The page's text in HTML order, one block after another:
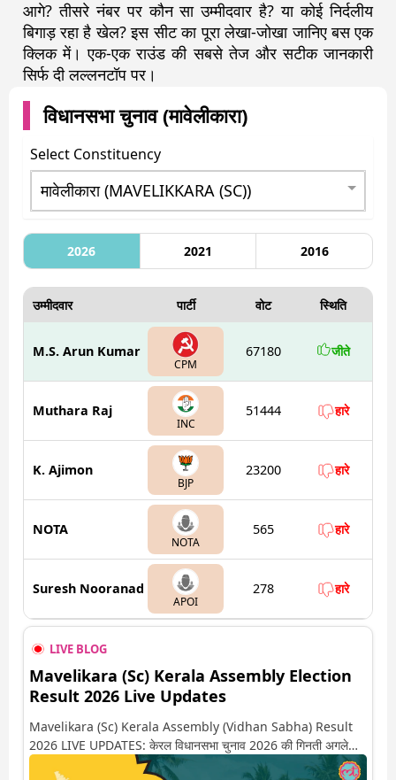
आगे? तीसरे नंबर पर कौन सा उम्मीदवार है? या कोई निर्दलीय
बिगाड़ रहा है खेल? इस सीट का पूरा लेखा-जोखा जानिए बस एक
क्लिक में। एक-एक राउंड की सबसे तेज और सटीक जानकारी
सिर्फ दी लल्लनटॉप पर।
विधानसभा चुनाव (मावेलीकारा)
Select Constituency
2026 2021 2016
उम्मीदवार पार्टी वोट स्थिति
M.S. Arun Kumar
CPM
67180 जीते
Muthara Raj
INC
51444 हारे
K. Ajimon
BJP
23200 हारे
NOTA
NOTA
565 हारे
Suresh Nooranad
APOI
278 हारे
LIVE BLOG
Mavelikara (Sc) Kerala Assembly Election
Result 2026 Live Updates
Mavelikara (Sc) Kerala Assembly (Vidhan Sabha) Result
2026 LIVE UPDATES: केरल विधानसभा चुनाव 2026 की गिनती अगले
कुछ ही देर में शुरू होने वाली है. यहां देखें मावेलीकारा सीट पर कौन आगे-कौन